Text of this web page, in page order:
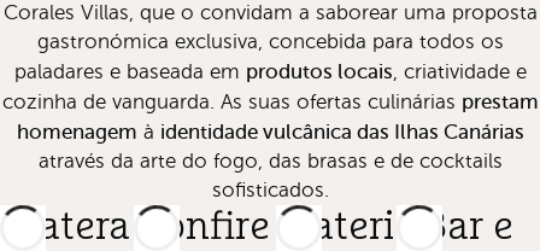
Corales Villas, que o convidam a saborear uma proposta
gastronómica exclusiva, concebida para todos os
paladares e baseada em produtos locais, criatividade e
cozinha de vanguarda. As suas ofertas culinárias prestam
homenagem à identidade vulcânica das Ilhas Canárias
através da arte do fogo, das brasas e de cocktails
sofisticados.
Cratera Bonfire Materi
Bar e